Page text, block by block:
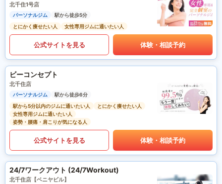
北千住1号店
パーソナルジム
駅から徒歩5分
とにかく痩せたい人
女性専用ジムに通いたい人
公式サイトを見る 体験・相談予約
ビーコンセプト
北千住店
パーソナルジム
駅から徒歩6分
駅から5分以内のジムに通いたい人
とにかく痩せたい人
女性専用ジムに通いたい人
姿勢・腰痛・肩こりが気になる人
公式サイトを見る 体験・相談予約
24/7ワークアウト (24/7Workout)
北千住店【ベニヤビル】